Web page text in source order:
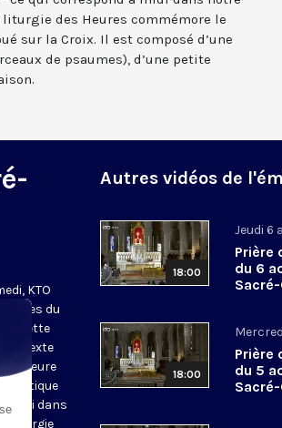
des Heures commémore le
sur la Croix. Il est composé d’une
de psaumes), d’une petite
KTO
du
cette
sexte
heure
antique
midi dans
liturgie
Autres vidéos de
18:00
Jeudi 6
Prière
du 6
18:00
Prière
du 5